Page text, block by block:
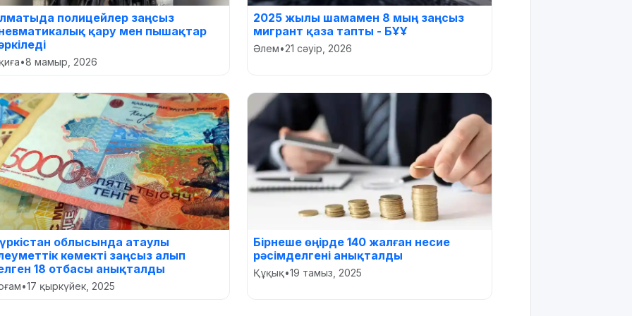
полицейлер заңсыз
қару мен пышақтар
•8 мамыр, 2026
2025 жылы шамамен 8 мың заңсыз
мигрант қаза тапты - БҰҰ
Әлем•21 сәуір, 2026
облысында атаулы
көмекті заңсыз алып
18 отбасы анықталды
•17 қыркүйек, 2025
Бірнеше өңірде 140 жалған несие
рәсімделгені анықталды
Құқық•19 тамыз, 2025